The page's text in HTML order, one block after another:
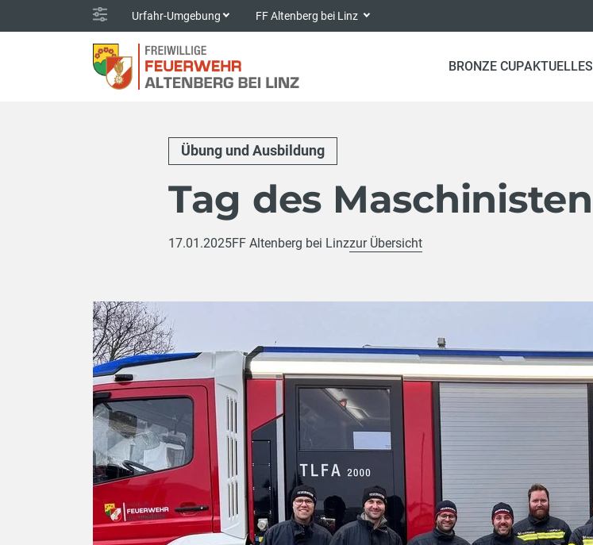
Urfahr-Umgebung FF Altenberg bei Linz
BRONZE CUPAKTUELLES
Übung und Ausbildung
Tag des Maschinisten
17.01.2025FF Altenberg bei Linzzur Übersicht